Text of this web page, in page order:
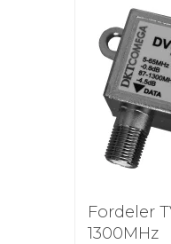
Fordeler
1300MHz